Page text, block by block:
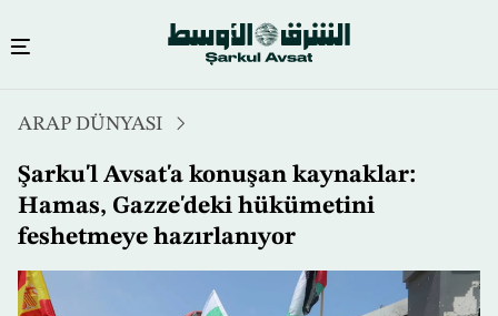
atla
ARAP DÜNYASI
Şarku'l Avsat'a konuşan kaynaklar:
Hamas, Gazze'deki hükümetini
feshetmeye hazırlanıyor